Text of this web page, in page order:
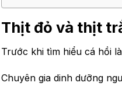
Thịt đỏ và thịt
Trước khi tìm hiểu cá hồi
Chuyên gia dinh dưỡng